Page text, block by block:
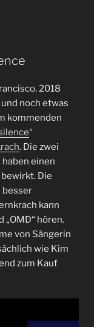
2018
noch etwas
kommenden
“
. Die zwei
einen
Die
besser
kann
hören.
von Sängerin
wie Kim
zum Kauf